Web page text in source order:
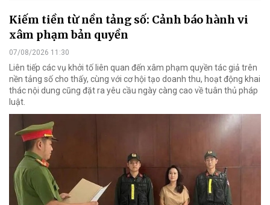
Kiếm tiền từ nền tảng số: Cảnh báo hành vi
xâm phạm bản quyền
07/08/2026 11:30
Liên tiếp các vụ khởi tố liên quan đến xâm phạm quyền tác giả trên
nền tảng số cho thấy, cùng với cơ hội tạo doanh thu, hoạt động khai
thác nội dung cũng đặt ra yêu cầu ngày càng cao về tuân thủ pháp
luật.